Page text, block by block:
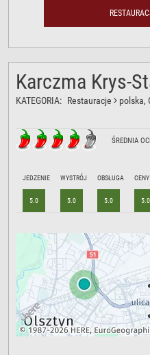
Karczma Krys-
KATEGORIA: Restauracje polska,
ŚREDNIA
JEDZENIE
5.0
WYSTRÓJ
5.0
OBSŁUGA
5.0
CENY
5.0